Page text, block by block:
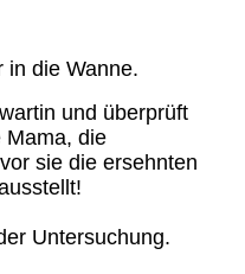
in die Wanne.
und überprüft
Mama, die
sie die ersehnten
Untersuchung.